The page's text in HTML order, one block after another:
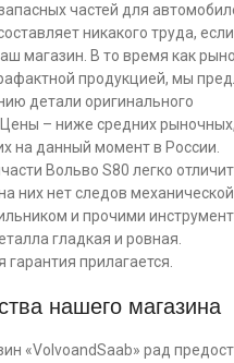
частей для
никакого труда,
магазин. В то время как
продукцией, мы
детали оригинального
– ниже средних рыночных,
на данный момент в России.
Вольво S80 легко
них нет следов механической
и прочими
гладкая и ровная.
прилагается.
нашего магазина
«VolvoandSaab» рад